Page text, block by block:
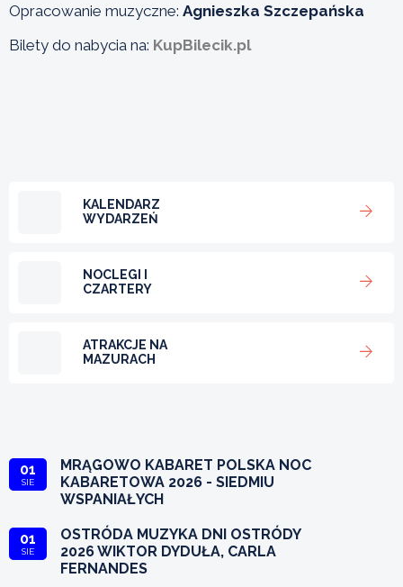
Opracowanie muzyczne: Agnieszka Szczepańska
Bilety do nabycia na: KupBilecik.pl
KALENDARZ
WYDARZEŃ
NOCLEGI I
CZARTERY
ATRAKCJE NA
MAZURACH
01
SIE
MRĄGOWO KABARET POLSKA NOC
KABARETOWA 2026 - SIEDMIU
WSPANIAŁYCH
01
SIE
OSTRÓDA MUZYKA DNI OSTRÓDY
2026 WIKTOR DYDUŁA, CARLA
FERNANDES